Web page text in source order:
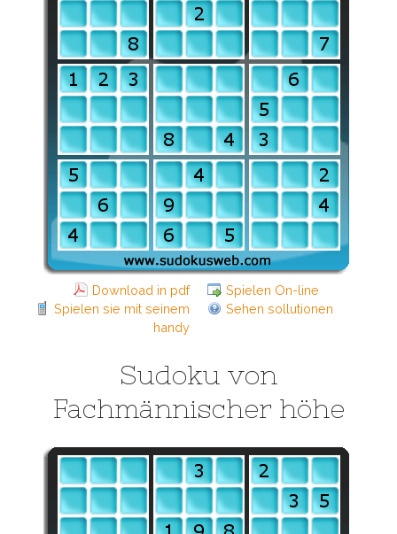
Download in pdf
Spielen On-line
Spielen sie mit seinem
handy
Sehen sollutionen
Sudoku von
Fachmännischer höhe